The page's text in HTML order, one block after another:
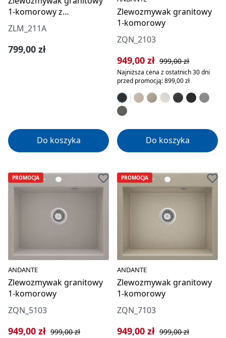
1-komorowy z
ociekaczem
ZLM_211A
Cena regularna:
799,00 zł
Do koszyka
Zlewozmywak granitowy
1-komorowy
ZQN_2103
Cena sprzedaży:
949,00 zł Cena regularna:
999,00 zł
Najniższa cena z ostatnich 30 dni
przed promocją: 899,00 zł
Do koszyka
PROMOCJA
ANDANTE
Zlewozmywak granitowy
1-komorowy
ZQN_5103
Cena sprzedaży:
949,00 zł Cena regularna:
999,00 zł
PROMOCJA
ANDANTE
Zlewozmywak granitowy
1-komorowy
ZQN_7103
Cena sprzedaży:
949,00 zł Cena regularna:
999,00 zł